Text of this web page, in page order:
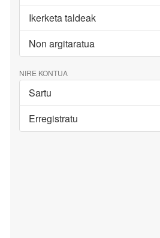
Ikerketa taldeak
Non argitaratua
NIRE KONTUA
Sartu
Erregistratu